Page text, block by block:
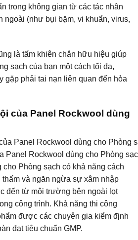
trong không gian từ các tác nhân
ngoài (như bụi bặm, vi khuẩn, virus,
là tấm khiên chắn hữu hiệu giúp
sạch của bạn một cách tối đa,
gặp phải tai nạn liên quan đến hỏa
của Panel Rockwool dùng
Panel Rockwool dùng cho Phòng
cho Phòng sạch có khả năng cách
thấm và ngăn ngừa sự xâm nhập
đến từ môi trường bên ngoài lọt
công trình. Khả năng thi công
được các chuyên gia kiểm định
đạt tiêu chuẩn GMP.